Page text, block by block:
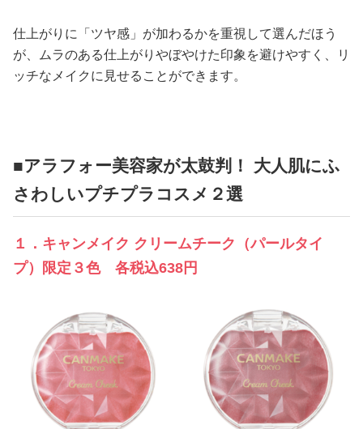
仕上がりに「ツヤ感」が加わるかを重視して選んだほう
が、ムラのある仕上がりやぼやけた印象を避けやすく、リ
ッチなメイクに見せることができます。
■アラフォー美容家が太鼓判！ 大人肌にふ
さわしいプチプラコスメ２選
１．キャンメイク クリームチーク（パールタイ
プ）限定３色 各税込638円